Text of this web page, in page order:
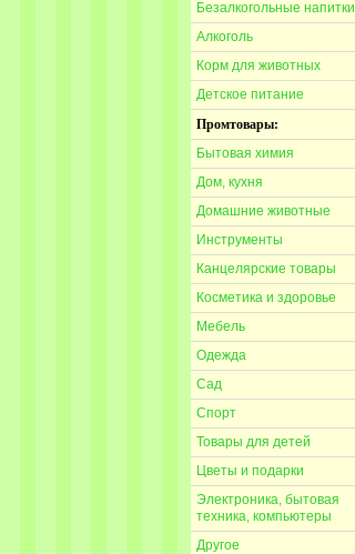
Безалкогольные напитки
Алкоголь
Корм для животных
Детское питание
Промтовары:
Бытовая химия
Дом, кухня
Домашние животные
Инструменты
Канцелярские товары
Косметика и здоровье
Мебель
Одежда
Сад
Спорт
Товары для детей
Цветы и подарки
Электроника, бытовая
техника, компьютеры
Другое